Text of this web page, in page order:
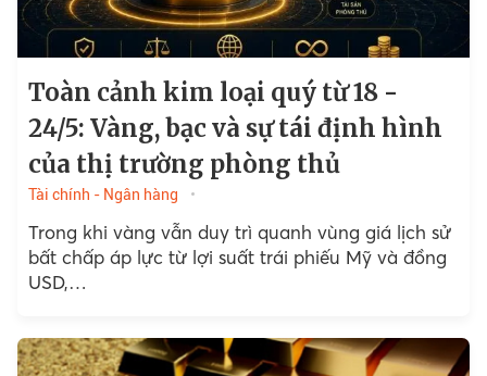
Toàn cảnh kim loại quý từ 18 -
24/5: Vàng, bạc và sự tái định hình
của thị trường phòng thủ
Tài chính - Ngân hàng
Trong khi vàng vẫn duy trì quanh vùng giá lịch sử
bất chấp áp lực từ lợi suất trái phiếu Mỹ và đồng
USD,…